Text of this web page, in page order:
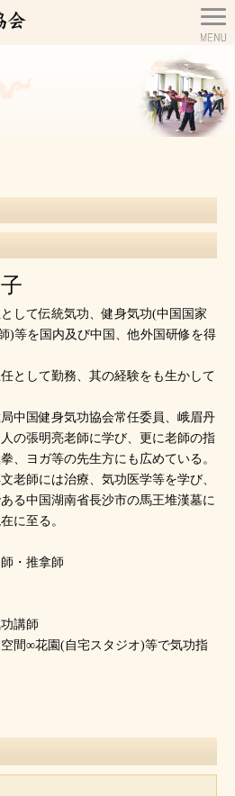
して伝統気功、健身気功(中国国家
)等を国内及び中国、他外国研修を得
として勤務、其の経験をも生かして
中国健身気功協会常任委員、峨眉丹
の張明亮老師に学び、更に老師の指
、ヨガ等の先生方にも広めている。
老師には治療、気功医学等を学び、
る中国湖南省長沙市の馬王堆漢墓に
に至る。
・推拿師
講師
間∞花園(自宅スタジオ)等で気功指